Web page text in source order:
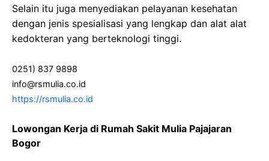
Selain itu juga menyediakan pelayanan kesehatan
dengan jenis spesialisasi yang lengkap dan alat alat
kedokteran yang berteknologi tinggi.
0251) 837 9898
info@rsmulia.co.id
https://rsmulia.co.id
Lowongan Kerja di Rumah Sakit Mulia Pajajaran
Bogor